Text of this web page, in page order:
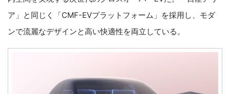
ア」と同じく「CMF-EVプラットフォーム」を採用し、モダ
ンで流麗なデザインと高い快適性を両立している。